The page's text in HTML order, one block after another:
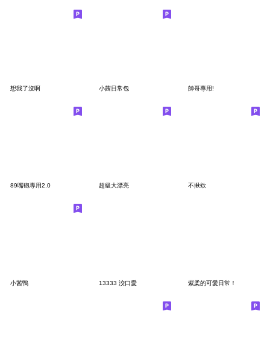
想我了沒啊 小茜日常包 帥哥專用!
89嘴砲專用2.0 超級大漂亮 不揪欸
小茜鴨 13333 洨口愛 紫柔的可愛日常！